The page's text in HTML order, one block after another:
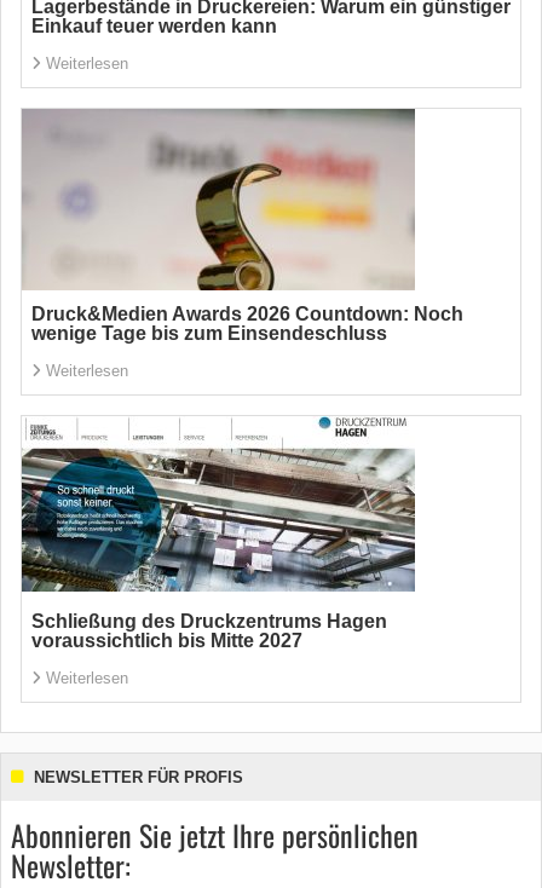
Lagerbestände in Druckereien: Warum ein günstiger
Einkauf teuer werden kann
Weiterlesen
Druck&Medien Awards 2026 Countdown: Noch
wenige Tage bis zum Einsendeschluss
Weiterlesen
Schließung des Druckzentrums Hagen
voraussichtlich bis Mitte 2027
Weiterlesen
NEWSLETTER FÜR PROFIS
Abonnieren Sie jetzt Ihre persönlichen
Newsletter: